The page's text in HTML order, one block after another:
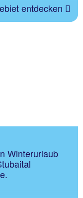
entdecken
Winterurlaub